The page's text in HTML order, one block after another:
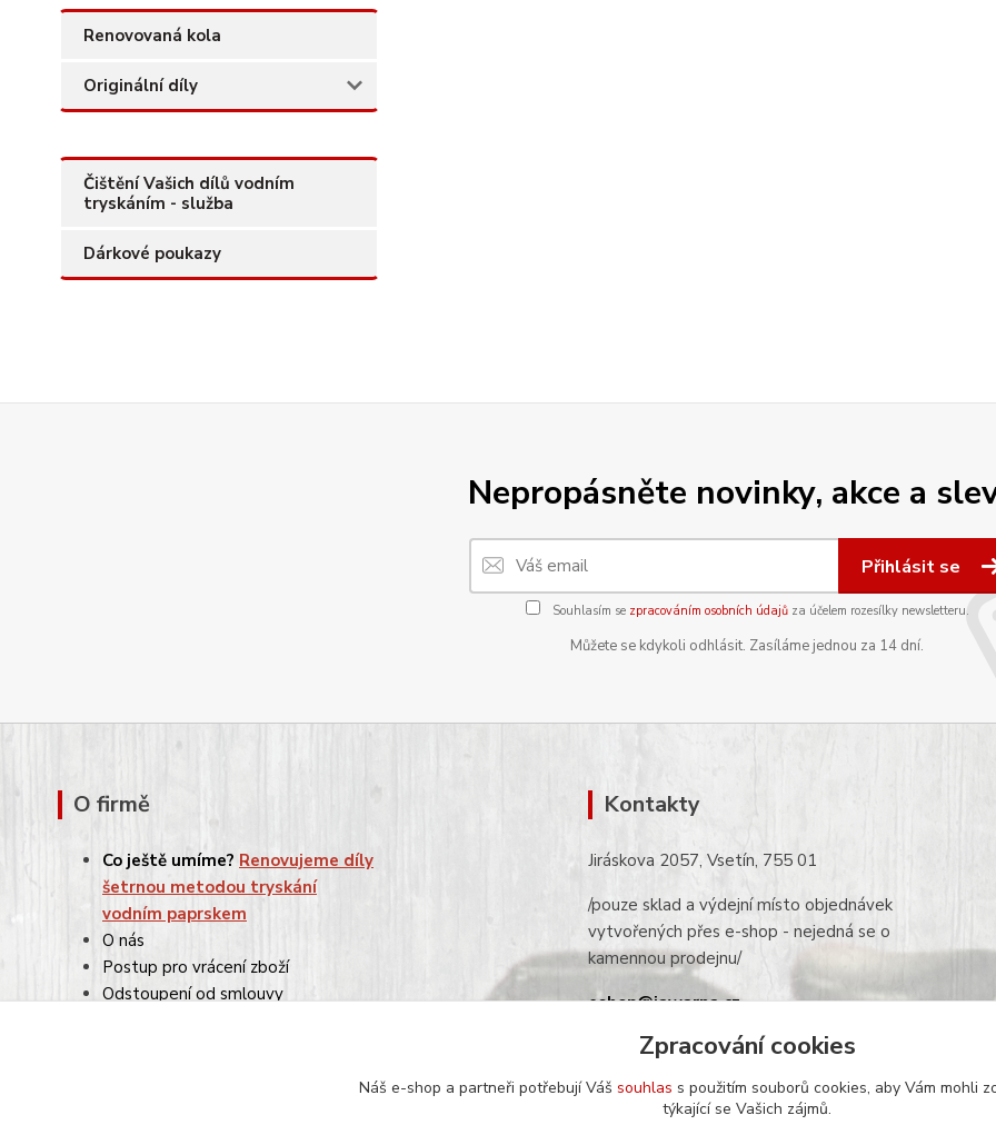
Renovovaná kola
Originální díly
Čištění Vašich dílů vodním
tryskáním - služba
Dárkové poukazy
Nepropásněte novinky, akce a
Přihlásit se
Souhlasím se zpracováním osobních údajůza účelem rozesílky newsletteru.
Můžete se kdykoli odhlásit. Zasíláme jednou za 14 dní.
O firmě
Co ještě umíme? Renovujeme díly
šetrnou metodou tryskání
vodním paprskem
O nás
Postup pro vrácení zboží
Odstoupení od smlouvy
Kontakty
Jiráskova 2057, Vsetín, 755 01
/pouze sklad a výdejní místo objednávek
vytvořených přes e-shop - nejedná se o
kamennou prodejnu/
eshop@jawarna.cz
tel.: +420 608 369 346
(po-pá 9h-16h)
Zpracování cookies
Náš e-shop a partneři potřebují Váš souhlas s použitím souborů cookies, aby Vám mohli
týkající se Vašich zájmů.